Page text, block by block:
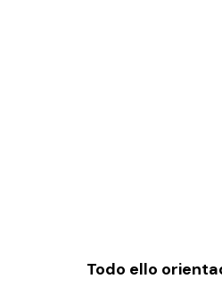
Todo ello